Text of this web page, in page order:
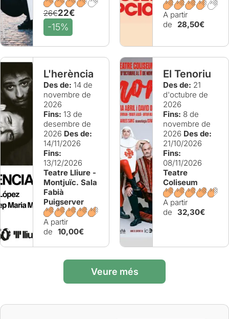
26€22€
-15%
A partir
de
28,50€
L'herència
Des de: 14 de
novembre de
2026
Fins: 13 de
desembre de
2026 Des de:
14/11/2026
Fins:
13/12/2026
Teatre Lliure -
Montjuïc. Sala
Fabià
Puigserver
A partir
de 10,00€
El Tenoriu
Des de: 21
d'octubre de
2026
Fins: 8 de
novembre de
2026 Des de:
21/10/2026
Fins:
08/11/2026
Teatre
Coliseum
A partir
de 32,30€
Veure més